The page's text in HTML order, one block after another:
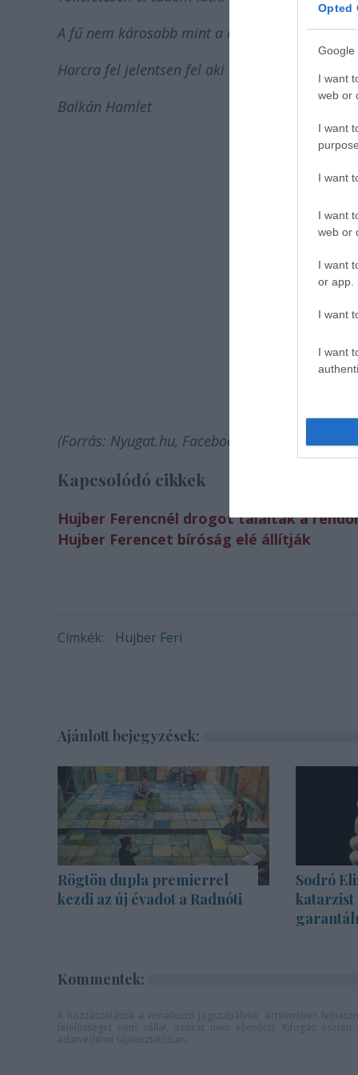
Opted
Google
I want
web or
I want
I want
I want
web or
I want
or app.
I want
I want
A fű nem károsabb mint a nikotin!
Harcra fel jelentsen fel aki mer!!!
Balkán Hamlet
(Forrás: Nyugat.hu, Facebook)
Kapcsolódó cikkek
Hujber Ferencnél drogot találtak a
Hujber Ferencet bíróság elé állítják
Címkék: Hujber Feri
Ajánlott bejegyzések:
Rögtön dupla premierrel
kezdi az új évadot a Radnóti
Sodró
katarzist
Kommentek: